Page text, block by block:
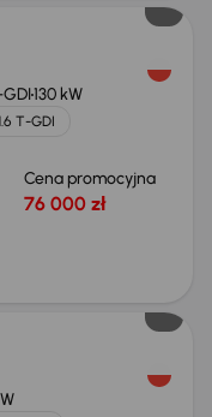
GDI130 kW
T-GDI
Cena promocyjna
76 000 zł